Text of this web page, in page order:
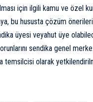
için ilgili kamu ve özel
bu hususta çözüm
üyesi veyahut üye
sendika genel
temsilcisi olarak